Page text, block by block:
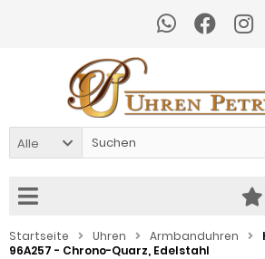
Alle
Startseite Uhren Armbanduhren
96A257 - Chrono-Quarz, Edelstahl